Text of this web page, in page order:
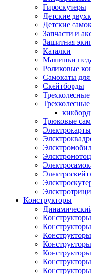
Гироскутеры
Детские
Детские
Запчасти и
Защитная
Каталки
Машинки
Роликовые
Самокаты для
Скейтборды
Трюковые
Электрокарты
Конструкторы